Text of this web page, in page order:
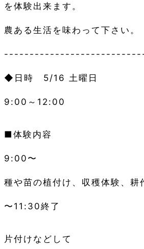
を体験出来ます。
農ある生活を味わって下さい。
◆日時 5/16 土曜日
9:00～12:00
■体験内容
9:00〜
種や苗の植付け、収穫体験、耕
〜11:30終了
片付けなどして